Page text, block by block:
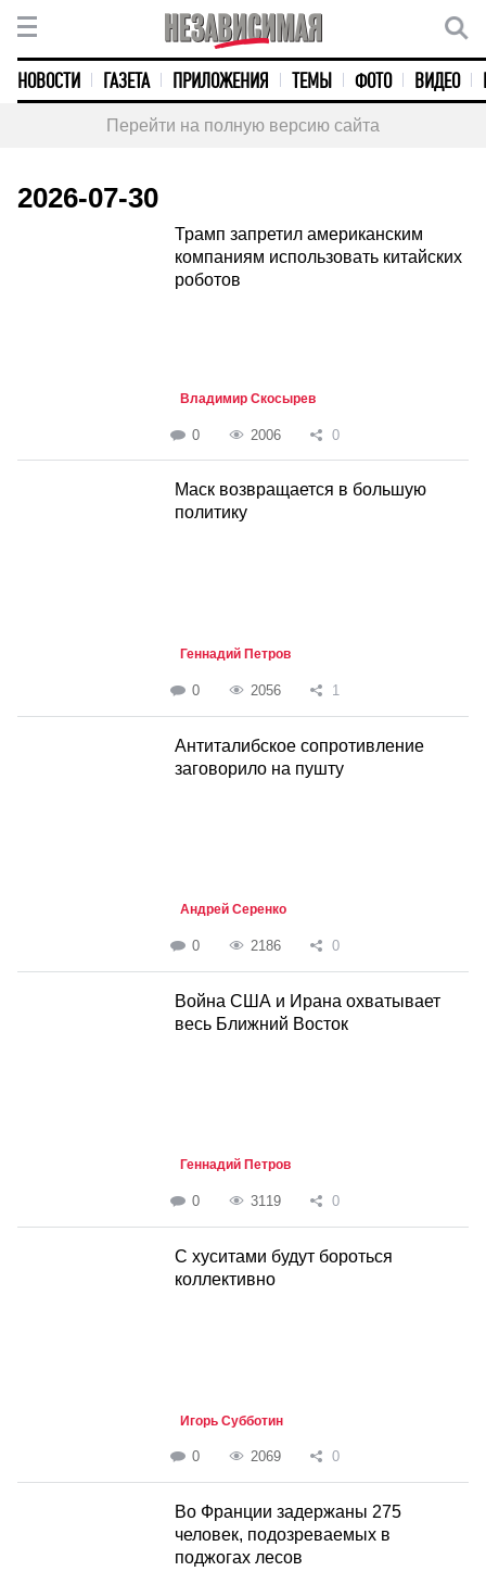
НОВОСТИ ГАЗЕТА ПРИЛОЖЕНИЯ ТЕМЫ ФОТО ВИДЕО
Перейти на полную версию сайта
2026-07-30
Трамп запретил американским
компаниям использовать китайских
роботов
Владимир Скосырев
0 2006 0
Маск возвращается в большую
политику
Геннадий Петров
0 2056 1
Антиталибское сопротивление
заговорило на пушту
Андрей Серенко
0 2186 0
Война США и Ирана охватывает
весь Ближний Восток
Геннадий Петров
0 3119 0
С хуситами будут бороться
коллективно
Игорь Субботин
0 2069 0
Во Франции задержаны 275
человек, подозреваемых в
поджогах лесов